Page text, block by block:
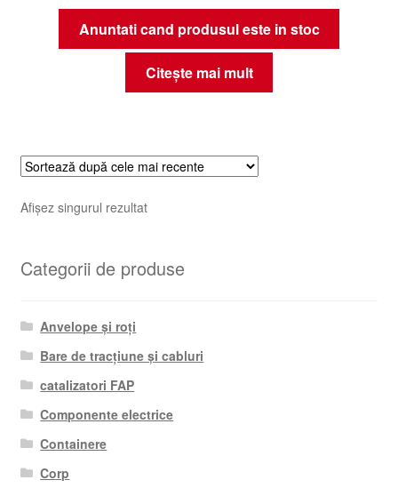
Anuntati cand produsul este in stoc
Citește mai mult
Afișez singurul rezultat
Categorii de produse
Anvelope și roți
Bare de tracțiune și cabluri
catalizatori FAP
Componente electrice
Containere
Corp